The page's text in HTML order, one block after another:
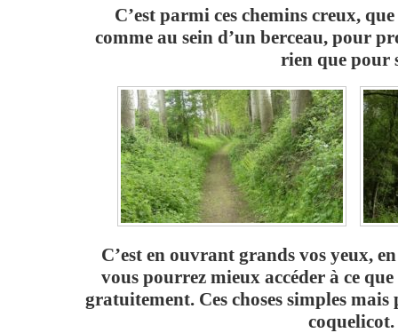
C’est parmi ces chemins creux,
comme au sein d’un berceau, pour
rien que pour
C’est en ouvrant grands vos yeux,
vous pourrez mieux accéder à ce
gratuitement. Ces choses simples mais
coquelicot.